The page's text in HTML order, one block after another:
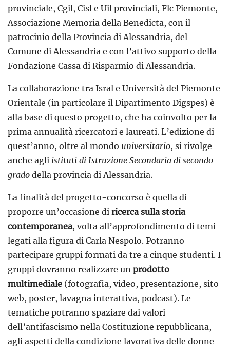
provinciale, Cgil, Cisl e Uil provinciali, Flc Piemonte,
Associazione Memoria della Benedicta, con il
patrocinio della Provincia di Alessandria, del
Comune di Alessandria e con l’attivo supporto della
Fondazione Cassa di Risparmio di Alessandria.
La collaborazione tra Isral e Università del Piemonte
Orientale (in particolare il Dipartimento Digspes) è
alla base di questo progetto, che ha coinvolto per la
prima annualità ricercatori e laureati. L’edizione di
quest’anno, oltre al mondo universitario, si rivolge
anche agli istituti di Istruzione Secondaria di secondo
grado della provincia di Alessandria.
La finalità del progetto-concorso è quella di
proporre un’occasione di ricerca sulla storia
contemporanea, volta all’approfondimento di temi
legati alla figura di Carla Nespolo. Potranno
partecipare gruppi formati da tre a cinque studenti. I
gruppi dovranno realizzare un prodotto
multimediale (fotografia, video, presentazione, sito
web, poster, lavagna interattiva, podcast). Le
tematiche potranno spaziare dai valori
dell’antifascismo nella Costituzione repubblicana,
agli aspetti della condizione lavorativa delle donne